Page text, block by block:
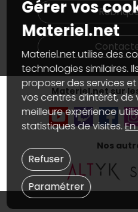
Materiel.net recrute
Notre programme d'affiliation
Partenariat & Sponsoring
Nos marques
Conditions générales de
Marketplace
Informations légales
Données personnelles et
Gérer vos cookies
Accessibilité : non conforme
Materiel.net sur
Nos
Gérer vos
Materiel.net
Materiel.net utilise des
technologies similaires.
proposer des services
vos centres d’intérêt,
meilleure expérience
statistiques de visites.
Paramétrer
Refuser